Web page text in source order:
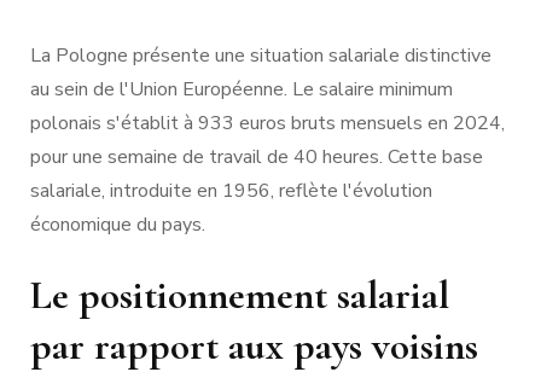
La Pologne présente une situation salariale distinctive
au sein de l'Union Européenne. Le salaire minimum
polonais s'établit à 933 euros bruts mensuels en 2024,
pour une semaine de travail de 40 heures. Cette base
salariale, introduite en 1956, reflète l'évolution
économique du pays.
Le positionnement salarial
par rapport aux pays voisins